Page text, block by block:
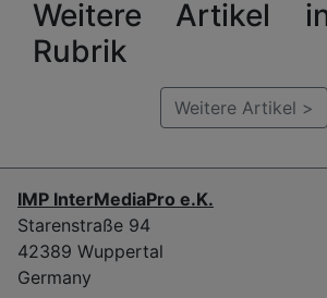
Weitere Artikel
Rubrik
Weitere Artikel >
IMP InterMediaPro e.K.
Starenstraße 94
42389 Wuppertal
Germany